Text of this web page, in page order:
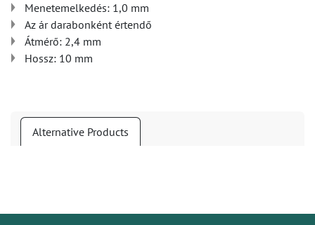
Menetemelkedés: 1,0 mm
Az ár darabonként értendő
Átmérő: 2,4 mm
Hossz: 10 mm
Alternative Products